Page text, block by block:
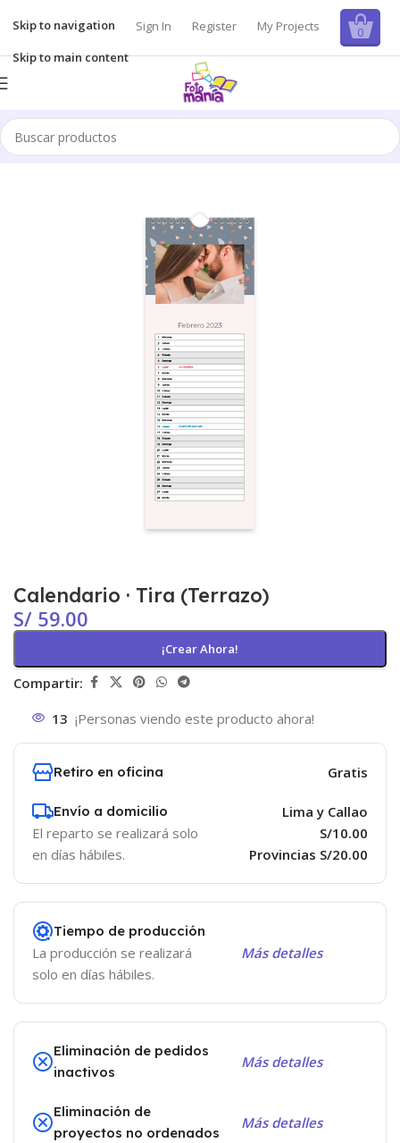
Sign In Register My Projects 0
Skip to navigation
Skip to main content
Inicio/Calendarios
Calendario · Tira (Terrazo)
S/ 59.00
¡Crear Ahora!
Compartir:
13 ¡Personas viendo este producto ahora!
Retiro en oficina Gratis
Envío a domicilio
El reparto se realizará solo
en días hábiles.
Lima y Callao
S/10.00
Provincias S/20.00
Tiempo de producción
La producción se realizará
solo en días hábiles.
Más detalles
Eliminación de pedidos
inactivos
Más detalles
Eliminación de
proyectos no ordenados
Más detalles